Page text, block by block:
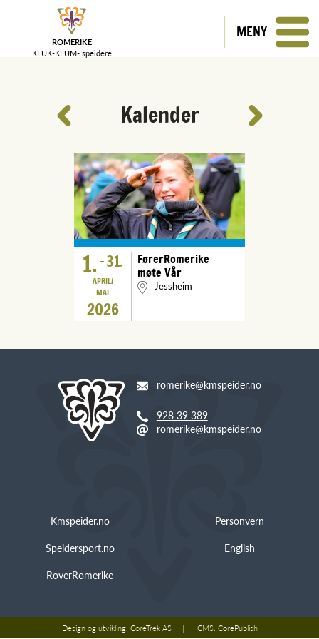
ROMERIKE
KFUK-KFUM- speidere
MENY
Kalender
1.-31.
APRIL
MAI
2026
FørerRomerike
møte Vår
Jessheim
romerike@kmspeider.no
928 39 389
romerike@kmspeider.no
Kmspeider.no
Speidersport.no
RoverRomerike
Personvern
English
Design og utvikling: CoreTrek AS CMS: CorePublish